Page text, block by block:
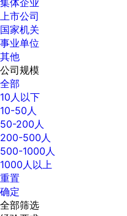
集体企业
上市公司
国家机关
事业单位
其他
公司规模
全部
10人以下
10-50人
50-200人
200-500人
500-1000人
1000人以上
重置
确定
全部筛选